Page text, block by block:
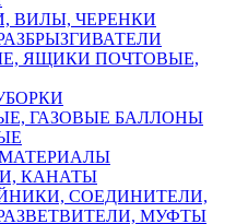
ВИЛЫ, ЧЕРЕНКИ
ЯЩИКИ ПОЧТОВЫЕ,
ГАЗОВЫЕ БАЛЛОНЫ
КАНАТЫ
СОЕДИНИТЕЛИ,
МУФТЫ